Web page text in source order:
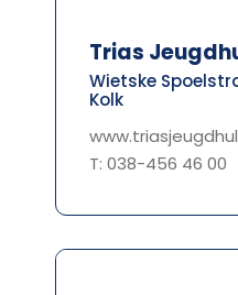
Trias
Wietske
Kolk
T: 038-456 46 00